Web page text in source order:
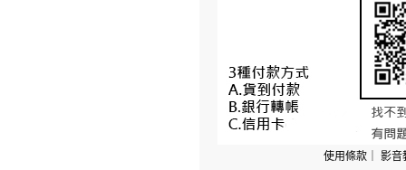
使用條款 影音